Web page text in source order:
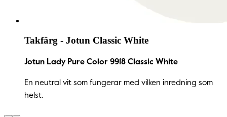
Takfärg - Jotun Classic White
Jotun Lady Pure Color 9918 Classic White
En neutral vit som fungerar med vilken inredning som
helst.